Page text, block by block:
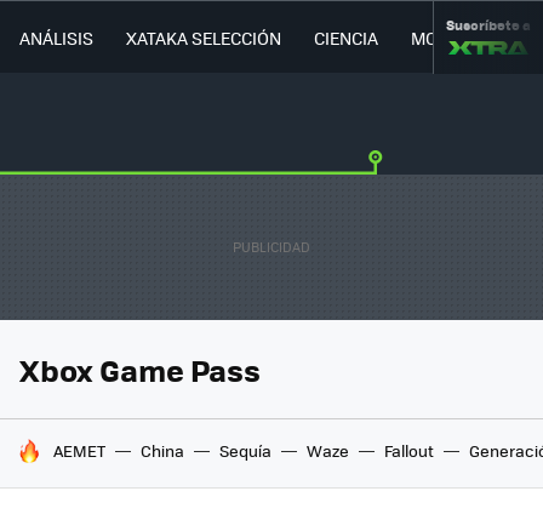
ANÁLISIS XATAKA SELECCIÓN CIENCIA MOVILIDAD
Suscríbete a
Xbox Game Pass
HOY SE HABLA DE
AEMET China Sequía Waze Fallout